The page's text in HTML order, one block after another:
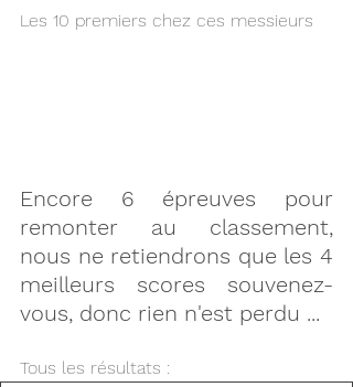
Les 10 premiers chez ces messieurs
Encore 6 épreuves pour
remonter au classement,
nous ne retiendrons que les 4
meilleurs scores souvenez-
vous, donc rien n'est perdu ...
Tous les résultats :